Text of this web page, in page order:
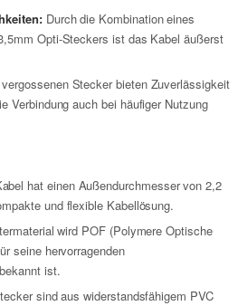
Durch die Kombination eines
Opti-Steckers ist das Kabel äußerst
Stecker bieten Zuverlässigkeit
Verbindung auch bei häufiger Nutzung
hat einen Außendurchmesser von 2,2
und flexible Kabellösung.
wird POF (Polymere Optische
seine hervorragenden
ist.
sind aus widerstandsfähigem PVC